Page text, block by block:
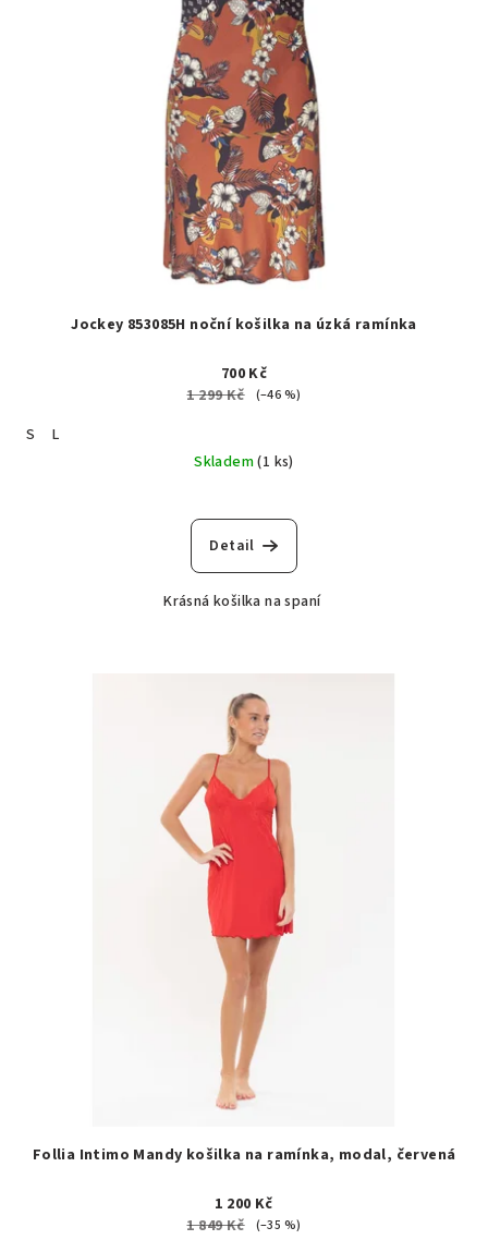
Jockey 853085H noční košilka na úzká ramínka
700 Kč
1 299 Kč
(–46 %)
S
L
Skladem(1 ks)
Detail
Krásná košilka na spaní
Follia Intimo Mandy košilka na ramínka, modal, červená
1 200 Kč
1 849 Kč
(–35 %)